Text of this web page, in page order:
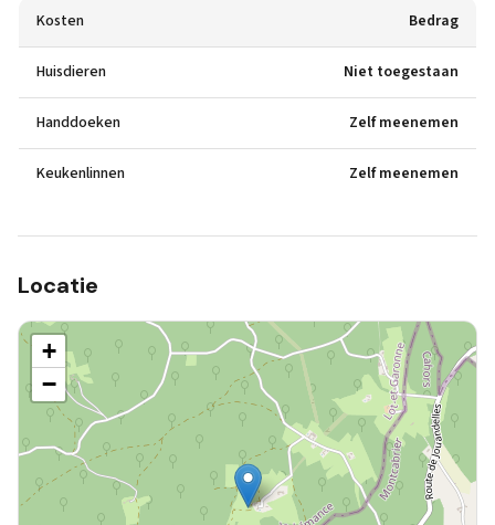
Kosten Bedrag
Huisdieren Niet toegestaan
Handdoeken Zelf meenemen
Keukenlinnen Zelf meenemen
Locatie
+
−